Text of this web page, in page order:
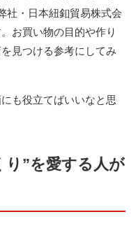
社・日本紐釦貿易株式会
お買い物の目的や作り
見つける参考にしてみ
も役立てばいいなと思
”を愛する人が